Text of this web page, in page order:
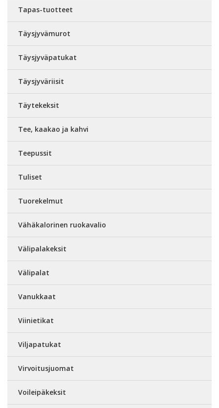
Tapas-tuotteet
Täysjyvämurot
Täysjyväpatukat
Täysjyväriisit
Täytekeksit
Tee, kaakao ja kahvi
Teepussit
Tuliset
Tuorekelmut
Vähäkalorinen ruokavalio
Välipalakeksit
Välipalat
Vanukkaat
Viinietikat
Viljapatukat
Virvoitusjuomat
Voileipäkeksit